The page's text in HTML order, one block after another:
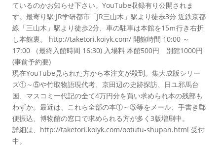
ているのかお知らせ下さい。YouTube収録有り公開されま
す。最寄り駅 JR学研都市「JR三山木」駅より徒歩3分 近鉄京都
線「三山木」駅より徒歩2分、車の駐車は本館を15ｍ行き右折
し本館裏。 http://taketori.koiyk.com/ 開館時間 10:00 ～
17:00 （最終入館時間 16:30) 入場料 本館500円 別館1000円
(事前予約要)
現在YouTube見られた方から本注文が殺到。集大成版シリー
ズ①～⑤や竹取物語現代考、京田辺の史跡探訪、日ユ邪馬台
国、マスコミ一代記の全て4万円分を買い求められ本の残部も
わずか。最近は、これら全部の本①～⑤等をメール、手書き郵
便振込、博物館の窓口で求められる方が多く3版増刷中。
詳細は、http://taketori.koiyk.com/ootutu-shupan.html 受付
中。